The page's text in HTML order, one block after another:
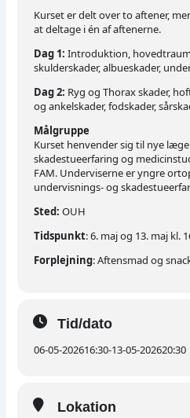
Kurset er delt over to aftener,
at deltage i én af aftenerne.
Dag 1: Introduktion,
skulderskader, albueskader,
Dag 2: Ryg og Thorax skader,
og ankelskader, fodskader,
Målgruppe
Kurset henvender sig til nye
skadestueerfaring og
FAM. Underviserne er yngre
undervisnings- og
Sted: OUH
Tidspunkt: 6. maj og 13. maj kl.
Forplejning: Aftensmad og
Tid/dato
06-05-202616:30-13-05-202620:30
Lokation